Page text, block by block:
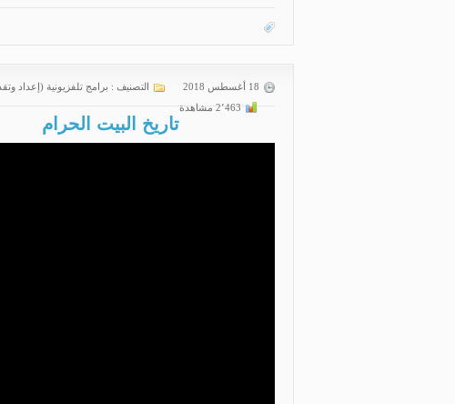
18 أغسطس 2018 التصنيف : برامج تلفزيونية (إعداد
2٬463 مشاهدة
تاريخ البيت الحرام